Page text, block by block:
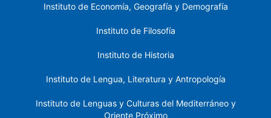
Instituto de Economía, Geografía y Demografía
Instituto de Filosofía
Instituto de Historia
Instituto de Lengua, Literatura y Antropología
Instituto de Lenguas y Culturas del Mediterráneo y
Oriente Próximo